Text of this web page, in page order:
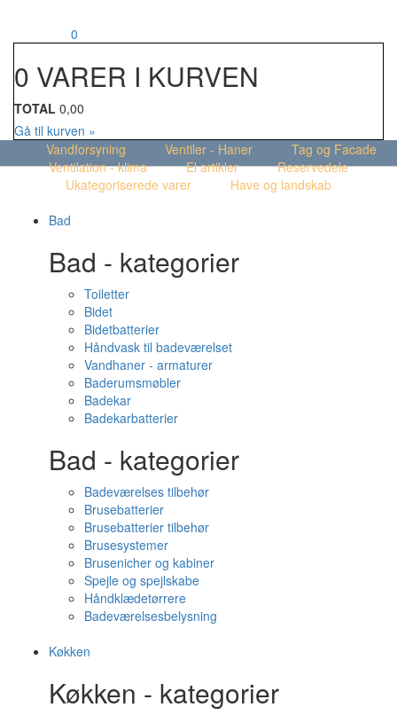
0
0 VARER I KURVEN
TOTAL 0,00
Gå til kurven »
Vandforsyning
Ventiler - Haner
Tag og Facade
Ventilation - klima
El artikler
Reservedele
Ukategoriserede varer
Have og landskab
Bad
Bad - kategorier
Toiletter
Bidet
Bidetbatterier
Håndvask til badeværelset
Vandhaner - armaturer
Baderumsmøbler
Badekar
Badekarbatterier
Bad - kategorier
Badeværelses tilbehør
Brusebatterier
Brusebatterier tilbehør
Brusesystemer
Brusenicher og kabiner
Spejle og spejlskabe
Håndklædetørrere
Badeværelsesbelysning
Køkken
Køkken - kategorier